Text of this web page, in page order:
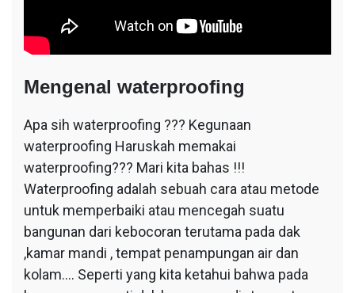
Mengenal waterproofing
Apa sih waterproofing ??? Kegunaan
waterproofing Haruskah memakai
waterproofing??? Mari kita bahas !!!
Waterproofing adalah sebuah cara atau metode
untuk memperbaiki atau mencegah suatu
bangunan dari kebocoran terutama pada dak
,kamar mandi , tempat penampungan air dan
kolam…. Seperti yang kita ketahui bahwa pada